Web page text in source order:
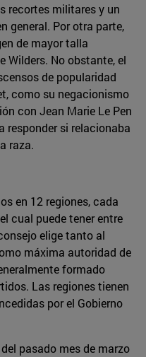
recortes militares y un
general. Por otra parte,
de mayor talla
Wilders. No obstante, el
de popularidad
como su negacionismo
con Jean Marie Le Pen
responder si relacionaba
raza.
en 12 regiones, cada
cual puede tener entre
elige tanto al
máxima autoridad de
formado
Las regiones tienen
por el Gobierno
pasado mes de marzo